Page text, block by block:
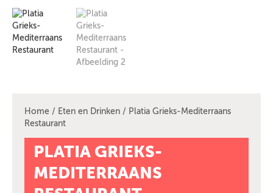
Home / Eten en Drinken / Platia Grieks-Mediterraans
Restaurant
PLATIA GRIEKS-
MEDITERRAANS